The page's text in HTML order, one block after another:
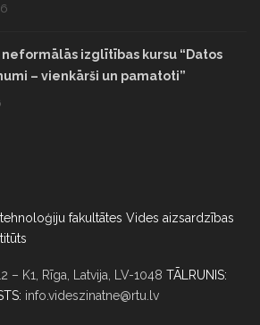
neformālās izglītības kursu “Datos
– vienkārši un pamatoti”
fakultātes Vides aizsardzības
– K1, Rīga, Latvija, LV-1048 TĀLRUNIS:
info.videszinatne@rtu.lv